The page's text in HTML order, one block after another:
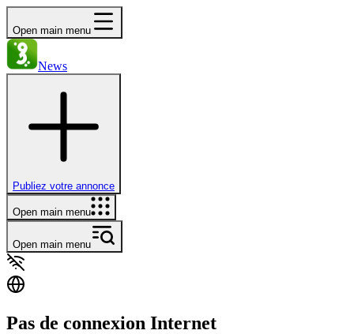
Open main menu
News
Publiez votre annonce
Open main menu
Open main menu
Pas de connexion Internet